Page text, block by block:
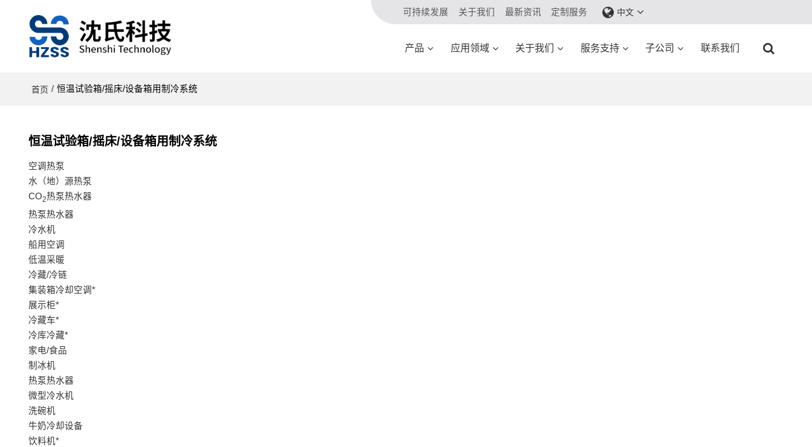
可持续发展 关于我们 最新资讯 定制服务 中文
产品 应用领域 关于我们 服务支持 子公司 联系我们
首页 / 恒温试验箱/摇床/设备箱用制冷系统
恒温试验箱/摇床/设备箱用制冷系统
空调热泵
水（地）源热泵
CO2热泵热水器
热泵热水器
冷水机
船用空调
低温采暖
冷藏/冷链
集装箱冷却空调*
展示柜*
冷藏车*
冷库冷藏*
家电/食品
制冰机
热泵热水器
微型冷水机
洗碗机
牛奶冷却设备
饮料机*